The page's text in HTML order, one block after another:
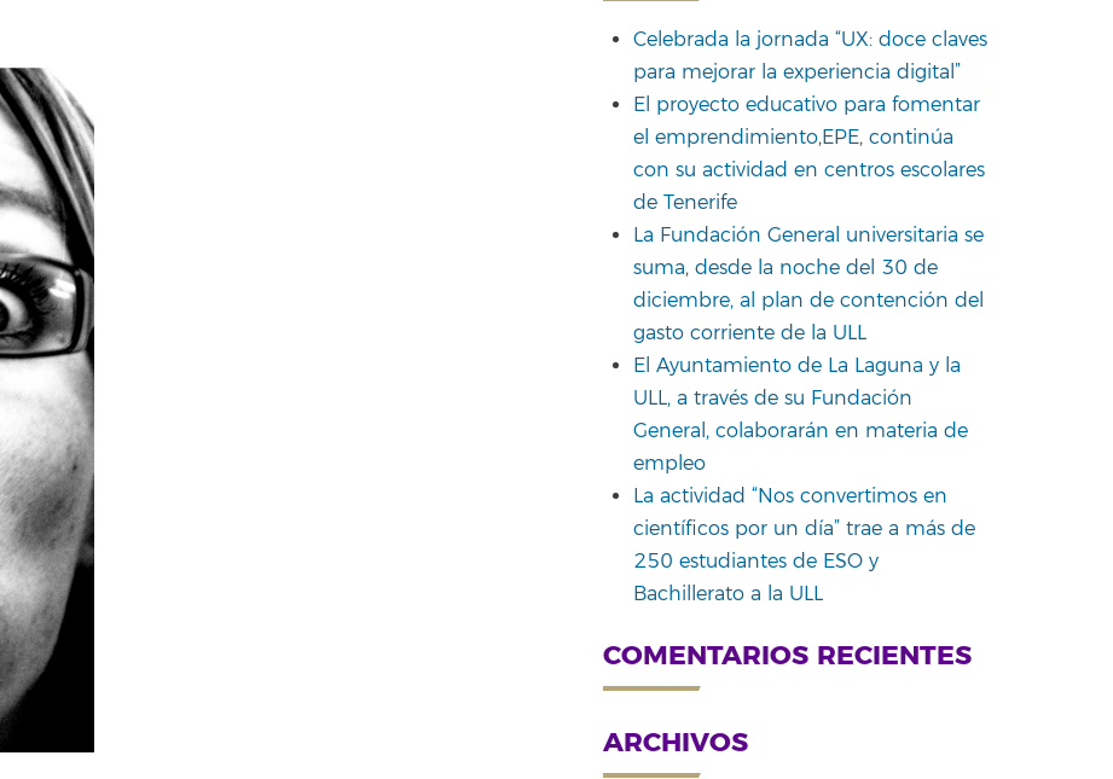
Celebrada la jornada “UX: doce claves
para mejorar la experiencia digital”
El proyecto educativo para fomentar
el emprendimiento,EPE, continúa
con su actividad en centros escolares
de Tenerife
La Fundación General universitaria se
suma, desde la noche del 30 de
diciembre, al plan de contención del
gasto corriente de la ULL
El Ayuntamiento de La Laguna y la
ULL, a través de su Fundación
General, colaborarán en materia de
empleo
La actividad “Nos convertimos en
científicos por un día” trae a más de
250 estudiantes de ESO y
Bachillerato a la ULL
COMENTARIOS RECIENTES
ARCHIVOS